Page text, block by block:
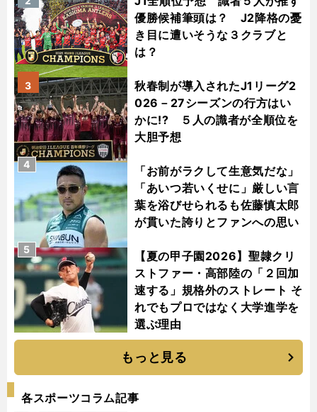
優勝候補筆頭は？ J2降格の憂
き目に遭いそうな３クラブと
は？
秋春制が導入されたJ1リーグ2
026－27シーズンの行方はい
かに!? ５人の識者が全順位を
大胆予想
3
「お前がラクして生意気だな」
「あいつ若いくせに」厳しい言
葉を浴びせられるも佐藤慎太郎
が貫いた誇りとファンへの思い
4
【夏の甲子園2026】聖隷クリ
ストファー・高部陸の「２回加
速する」規格外のストレート そ
れでもプロではなく大学進学を
選ぶ理由
5
もっと見る
各スポーツコラム記事